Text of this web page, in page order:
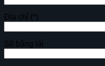
Địa chỉ (*)
Số bằng lái